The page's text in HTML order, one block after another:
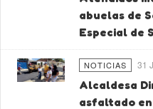
abuelas de
Especial de
NOTICIAS 31
Alcaldesa
asfaltado